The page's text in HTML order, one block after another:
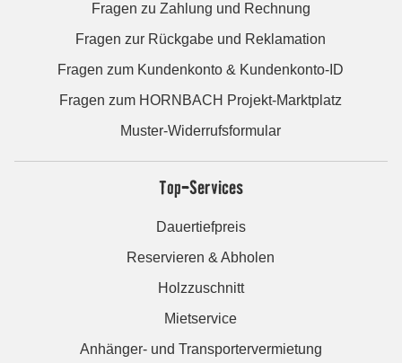
Fragen zu Zahlung und Rechnung
Fragen zur Rückgabe und Reklamation
Fragen zum Kundenkonto & Kundenkonto-ID
Fragen zum HORNBACH Projekt-Marktplatz
Muster-Widerrufsformular
Top-Services
Dauertiefpreis
Reservieren & Abholen
Holzzuschnitt
Mietservice
Anhänger- und Transportervermietung